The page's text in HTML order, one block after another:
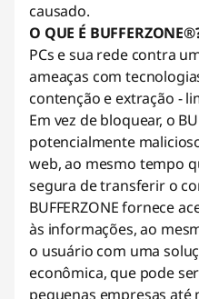
causado.
O QUE É
PCs e sua rede contra
ameaças com
contenção e extração -
Em vez de bloquear, o
potencialmente
web, ao mesmo tempo
segura de transferir o
BUFFERZONE fornece
às informações, ao
o usuário com uma
econômica, que pode
pequenas empresas